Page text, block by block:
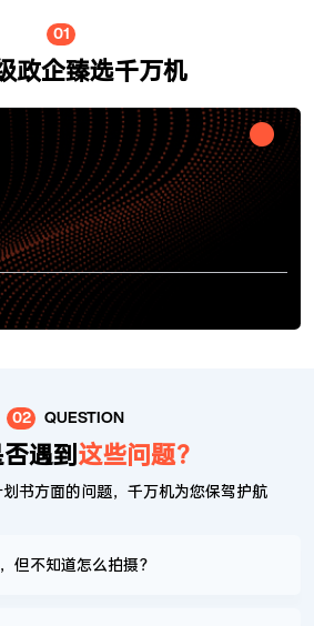
01
政企臻选千万机
02 QUESTION
遇到这些问题？
书方面的问题，千万机为您保驾护航
但不知道怎么拍摄？